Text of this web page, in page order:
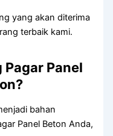
yang akan diterima
terbaik kami.
Pagar Panel
bahan
Panel Beton Anda,